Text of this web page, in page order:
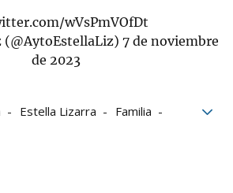
wVsPmVOfDt
7 de noviembre
de 2023
Estella Lizarra
Familia